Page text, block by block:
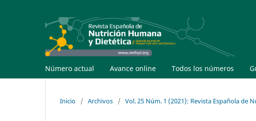
Número actual Avance online Todos los números
Inicio / Archivos / Vol. 25 Núm. 1 (2021): Revista Española de